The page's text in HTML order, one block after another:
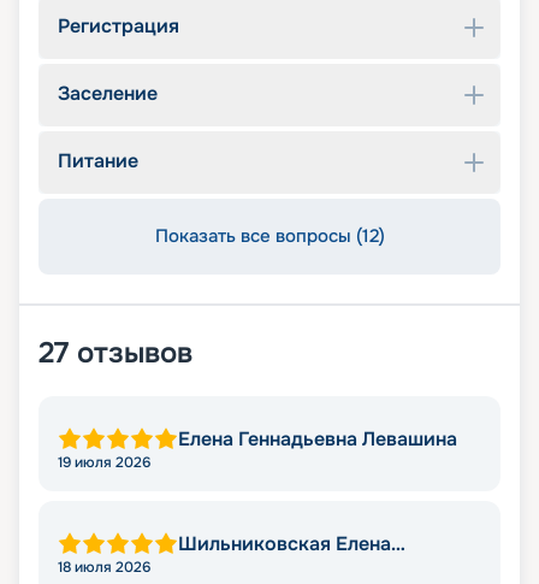
Регистрация
Заселение
Питание
Показать все вопросы (12)
27 отзывов
Елена Геннадьевна Левашина
19 июля 2026
Шильниковская Елена
18 июля 2026